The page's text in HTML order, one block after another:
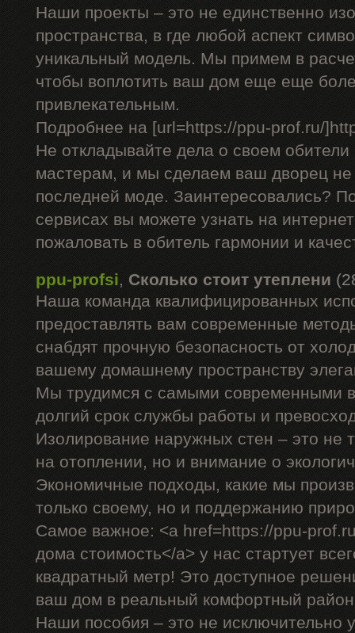
Наши проекты – это не единственно
пространства, в где любой аспект
уникальный модель. Мы примем в
чтобы воплотить ваш дом еще еще
привлекательным.
Подробнее на [url=https://ppu-prof.ru/
Не откладывайте дела о своем
мастерам, и мы сделаем ваш дворец не
последней моде. Заинтересовались?
сервисах вы можете узнать на
пожаловать в обитель гармонии и
ppu-profsi, Сколько стоит утеплени
Наша команда квалифицированных
предоставлять вам современные
снабдят прочную безопасность от
вашему домашнему пространству
Мы трудимся с самыми современными
долгий срок службы работы и
Изолирование наружных стен – это не
на отоплении, но и внимание о
Экономичные подходы, какие мы
только своему, но и поддержанию
Самое важное: <a href=https://ppu-
дома стоимость</a> у нас стартует
квадратный метр! Это доступное
ваш дом в реальный комфортный
Наши пособия – это не исключительно